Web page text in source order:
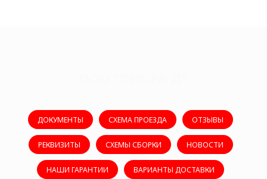
ДОКУМЕНТЫ СХЕМА ПРОЕЗДА ОТЗЫВЫ
РЕКВИЗИТЫ СХЕМЫ СБОРКИ НОВОСТИ
НАШИ ГАРАНТИИ ВАРИАНТЫ ДОСТАВКИ